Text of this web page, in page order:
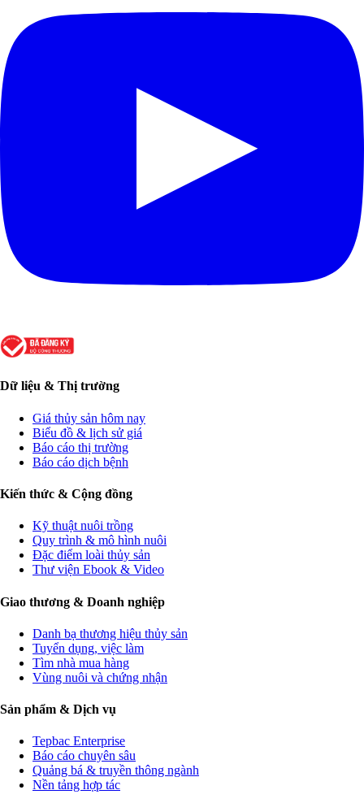
Dữ liệu & Thị trường
Giá thủy sản hôm nay
Biểu đồ & lịch sử giá
Báo cáo thị trường
Báo cáo dịch bệnh
Kiến thức & Cộng đồng
Kỹ thuật nuôi trồng
Quy trình & mô hình nuôi
Đặc điểm loài thủy sản
Thư viện Ebook & Video
Giao thương & Doanh nghiệp
Danh bạ thương hiệu thủy sản
Tuyển dụng, việc làm
Tìm nhà mua hàng
Vùng nuôi và chứng nhận
Sản phẩm & Dịch vụ
Tepbac Enterprise
Báo cáo chuyên sâu
Quảng bá & truyền thông ngành
Nền tảng hợp tác